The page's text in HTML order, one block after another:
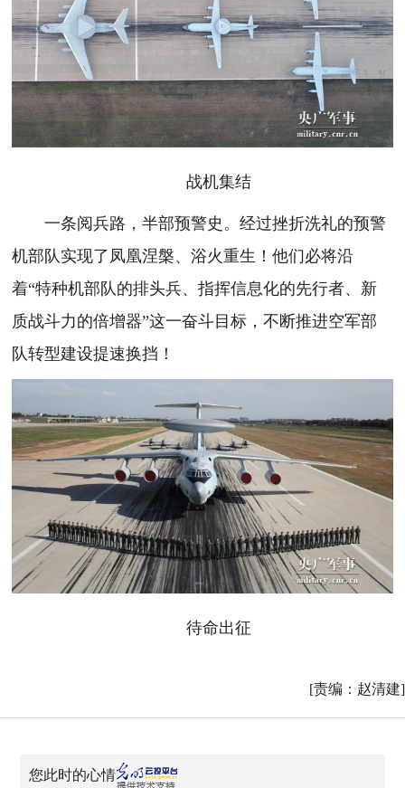
战机集结
一条阅兵路，半部预警史。经过挫折洗礼的预警
机部队实现了凤凰涅槃、浴火重生！他们必将沿
着“特种机部队的排头兵、指挥信息化的先行者、新
质战斗力的倍增器”这一奋斗目标，不断推进空军部
队转型建设提速换挡！
待命出征
[责编：赵清建]
您此时的心情